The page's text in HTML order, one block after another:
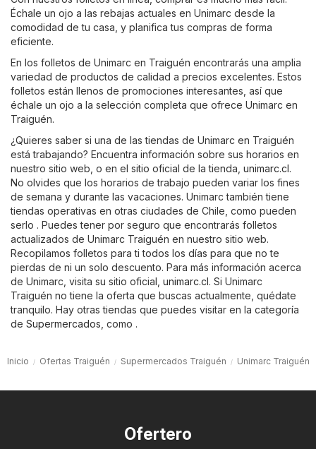
Échale un ojo a las rebajas actuales en Unimarc desde la
comodidad de tu casa, y planifica tus compras de forma
eficiente.
En los folletos de Unimarc en Traiguén encontrarás una amplia
variedad de productos de calidad a precios excelentes. Estos
folletos están llenos de promociones interesantes, así que
échale un ojo a la selección completa que ofrece Unimarc en
Traiguén.
¿Quieres saber si una de las tiendas de Unimarc en Traiguén
está trabajando? Encuentra información sobre sus horarios en
nuestro sitio web, o en el sitio oficial de la tienda, unimarc.cl.
No olvides que los horarios de trabajo pueden variar los fines
de semana y durante las vacaciones. Unimarc también tiene
tiendas operativas en otras ciudades de Chile, como pueden
serlo . Puedes tener por seguro que encontrarás folletos
actualizados de Unimarc Traiguén en nuestro sitio web.
Recopilamos folletos para ti todos los días para que no te
pierdas de ni un solo descuento. Para más información acerca
de Unimarc, visita su sitio oficial, unimarc.cl. Si Unimarc
Traiguén no tiene la oferta que buscas actualmente, quédate
tranquilo. Hay otras tiendas que puedes visitar en la categoría
de Supermercados , como .
Inicio Ofertas Traiguén Supermercados Traiguén Unimarc Traiguén
Ofertero